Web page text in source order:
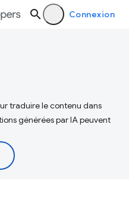
Connexion
traduire le contenu dans
générées par IA peuvent